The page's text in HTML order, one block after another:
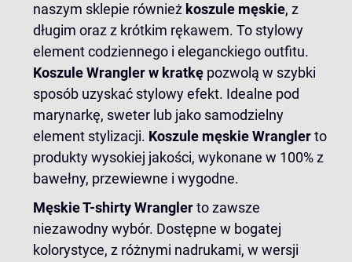
naszym sklepie również koszule męskie, z
długim oraz z krótkim rękawem. To stylowy
element codziennego i eleganckiego outfitu.
Koszule Wrangler w kratkę pozwolą w szybki
sposób uzyskać stylowy efekt. Idealne pod
marynarkę, sweter lub jako samodzielny
element stylizacji. Koszule męskie Wranglerto
produkty wysokiej jakości, wykonane w 100% z
bawełny, przewiewne i wygodne.
Męskie T-shirty Wranglerto zawsze
niezawodny wybór. Dostępne w bogatej
kolorystyce, z różnymi nadrukami, w wersji